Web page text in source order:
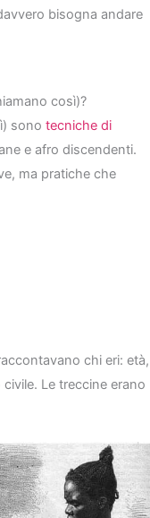
bisogna andare
così)?
sono tecniche di
e afro discendenti.
ma pratiche che
chi eri: età,
Le treccine erano